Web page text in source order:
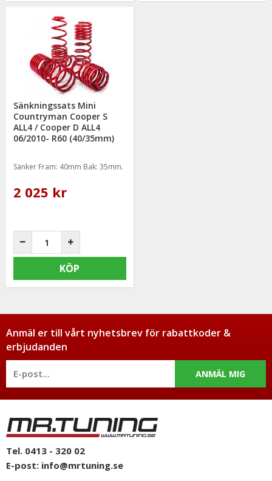
Sänkningssats Mini
Countryman Cooper S
ALL4 / Cooper D ALL4
06/2010- R60 (40/35mm)
Sänker Fram: 40mm Bak: 35mm.
2 025 kr
KÖP
Anmäl er till vårt nyhetsbrev för rabattkoder &
erbjudanden
ANMÄL MIG
Tel. 0413 - 320 02
E-post: info@mrtuning.se